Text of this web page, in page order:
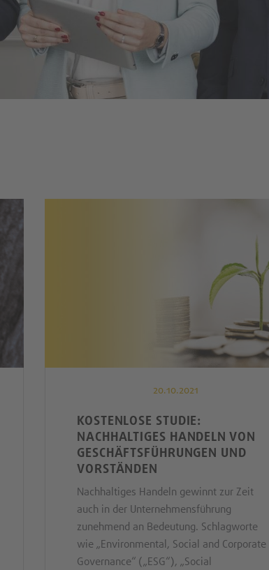
20.10.2021
KOSTENLOSE STUDIE:
NACHHALTIGES HANDELN VON
GESCHÄFTSFÜHRUNGEN UND
VORSTÄNDEN
Nachhaltiges Handeln gewinnt zur Zeit
auch in der Unternehmensführung
zunehmend an Bedeutung. Schlagworte
wie „Environmental, Social and Corporate
Governance“ („ESG“), „Social